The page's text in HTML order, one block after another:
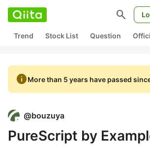
search
Trend Stock List Question
infoMore than 5 years have passed
@bouzuya
PureScript by